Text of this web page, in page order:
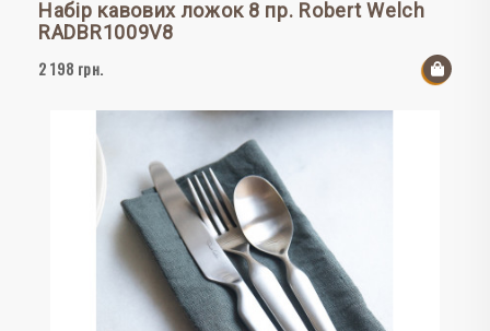
Набір кавових ложок 8 пр. Robert Welch
RADBR1009V8
2 198 грн.
До